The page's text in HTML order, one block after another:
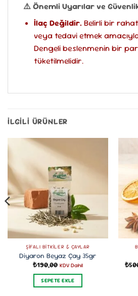
⚠️ Önemli Uyarılar ve
İlaç Değildir.Belirli bir
veya tedavi etmek
Dengeli beslenmenin bir
tüketilmelidir.
İLGILI ÜRÜNLER
ŞIFALI BITKILER & ÇAYLAR
Diyaron Beyaz Çay 35gr
₺190,00 KDV Dahil
SEPETE EKLE
₺